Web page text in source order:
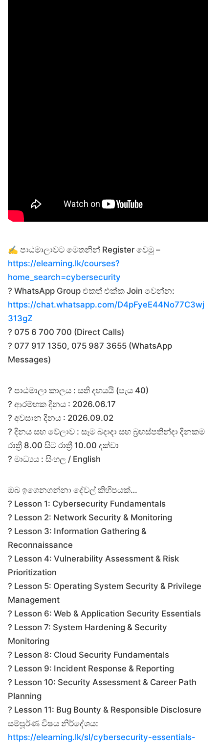
✍️ පාඨමාලාවට මෙතනින් Register වෙමු –
https://elearning.lk/courses?
home_search=cybersecurity
? WhatsApp Group එකත් එක්ක Join වෙන්න:
https://chat.whatsapp.com/D4pFyeE44No77C3wj
313gZ
? 075 6 700 700 (Direct Calls)
? 077 917 1350, 075 987 3655 (WhatsApp
Messages)
? පාඨමාලා කාලය : සති දහයයි (පැය 40)
? ආරම්භක දිනය : 2026.06.17
? අවසාන දිනය : 2026.09.02
? දිනය සහ වේලාව : සෑම බදාදා සහ බ්‍රහස්පතින්දා දිනකම
රාත්‍රී 8.00 සිට රාත්‍රී 10.00 දක්වා
? මාධ්‍යය : සිංහල / English
ඔබ ඉගෙනගන්නා දේවල් කිහිපයක්…
? Lesson 1: Cybersecurity Fundamentals
? Lesson 2: Network Security & Monitoring
? Lesson 3: Information Gathering &
Reconnaissance
? Lesson 4: Vulnerability Assessment & Risk
Prioritization
? Lesson 5: Operating System Security & Privilege
Management
? Lesson 6: Web & Application Security Essentials
? Lesson 7: System Hardening & Security
Monitoring
? Lesson 8: Cloud Security Fundamentals
? Lesson 9: Incident Response & Reporting
? Lesson 10: Security Assessment & Career Path
Planning
? Lesson 11: Bug Bounty & Responsible Disclosure
සම්පූර්ණ විෂය නිර්දේශය:
https://elearning.lk/sl/cybersecurity-essentials-